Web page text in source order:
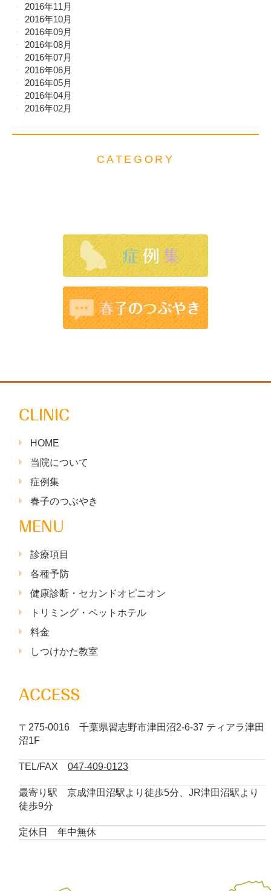
2016年11月
2016年10月
2016年09月
2016年08月
2016年07月
2016年06月
2016年05月
2016年04月
2016年02月
CATEGORY
CLINIC
HOME
当院について
症例集
春子のつぶやき
MENU
診療項目
各種予防
健康診断・セカンドオピニオン
トリミング・ペットホテル
料金
しつけかた教室
ACCESS
〒275-0016 千葉県習志野市津田沼2-6-37 ティアラ津田
沼1F
TEL/FAX 047-409-0123
最寄り駅 京成津田沼駅より徒歩5分、JR津田沼駅より
徒歩9分
定休日 年中無休